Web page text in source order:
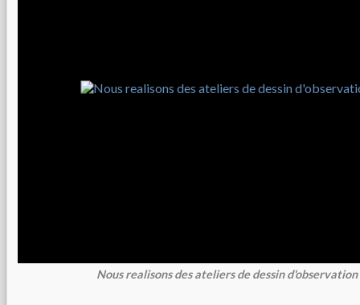
Nous realisons des ateliers de dessin